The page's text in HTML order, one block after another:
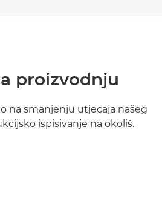
proizvodnju
na smanjenju utjecaja našeg
ispisivanje na okoliš.